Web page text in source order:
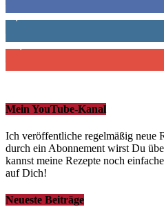
Mein YouTube-Kanal
Ich veröffentliche regelmäßig neue
durch ein Abonnement wirst Du
kannst meine Rezepte noch
auf Dich!
Neueste Beiträge